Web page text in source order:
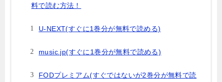
料で読む方法！
U-NEXT(すぐに1巻分が無料で読める)
music.jp(すぐに1巻分が無料で読める)
FODプレミアム(すぐではないが2巻分が無料で読